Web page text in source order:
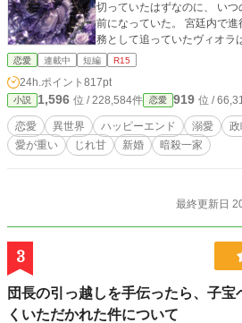
切っていたはずなのに、 い
前になっていた。 宮廷内で
務として追っていたヴィオラ
するアルノルトを目撃してし
に揺れながら、 ヴィオラは気
の妻ではなく、本気で、この
結婚から始まった二人の関係
いく。
恋愛 連載中 短編 R15
24h.ポイント 817pt
小説 1,596 位 / 228,584件 恋愛 919 位 /
恋愛 異世界 ハッピーエンド 溺愛
愛が重い
じれ甘 新婚 暗殺一家
最終更新日
3
団長の引っ越しを手伝ったら、子宝
くいただかれた件について